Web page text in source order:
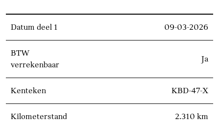
Datum deel 1 09-03-2026
BTW
verrekenbaar
Ja
Kenteken KBD-47-X
Kilometerstand 2.310 km